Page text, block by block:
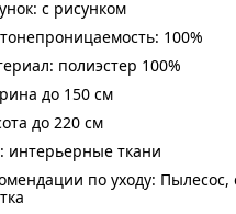
с рисунком
100%
полиэстер 100%
до 150 см
до 220 см
интерьерные ткани
по уходу: Пылесос,